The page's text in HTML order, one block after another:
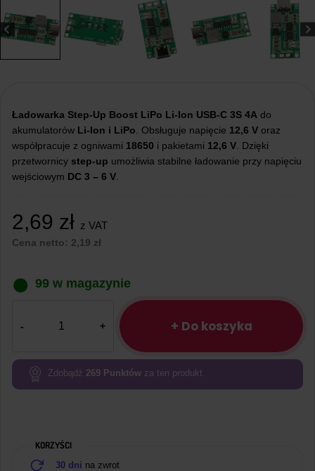
Ładowarka Step-Up Boost LiPo Li-Ion USB-C 3S 4A do
akumulatorów Li-Ion i LiPo . Obsługuje napięcie 12,6 V oraz
współpracuje z ogniwami 18650 i pakietami 12,6 V . Dzięki
przetwornicy step-up umożliwia stabilne ładowanie przy napięciu
wejściowym DC 3 – 6 V
2,69 zł z VAT
Cena netto: 2,19 zł
99 w magazynie
Ładowarka
Boost
LiPo
+ Do koszyka
Zdobądź 269 Punktów za ten produkt.
KORZYŚCI
30 dni na zwrot